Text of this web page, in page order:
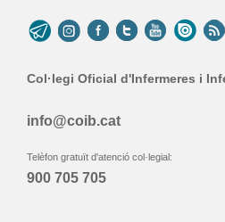
Col·legi Oficial d'Infermeres i
info@coib.cat
Telèfon gratuït d'atenció col·legial:
900 705 705